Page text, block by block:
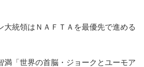
大統領はＮＡＦＴＡを最優先で進める
満「世界の首脳・ジョークとユーモア